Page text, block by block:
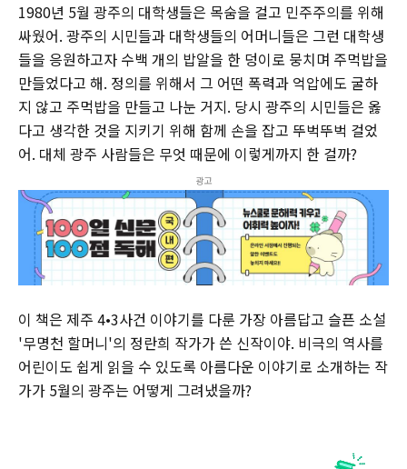
1980년 5월 광주의 대학생들은 목숨을 걸고 민주주의를 위해
싸웠어. 광주의 시민들과 대학생들의 어머니들은 그런 대학생
들을 응원하고자 수백 개의 밥알을 한 덩이로 뭉치며 주먹밥을
만들었다고 해. 정의를 위해서 그 어떤 폭력과 억압에도 굴하
지 않고 주먹밥을 만들고 나눈 거지. 당시 광주의 시민들은 옳
다고 생각한 것을 지키기 위해 함께 손을 잡고 뚜벅뚜벅 걸었
어. 대체 광주 사람들은 무엇 때문에 이렇게까지 한 걸까?
광고
이 책은 제주 4•3사건 이야기를 다룬 가장 아름답고 슬픈 소설
'무명천 할머니'의 정란희 작가가 쓴 신작이야. 비극의 역사를
어린이도 쉽게 읽을 수 있도록 아름다운 이야기로 소개하는 작
가가 5월의 광주는 어떻게 그려냈을까?